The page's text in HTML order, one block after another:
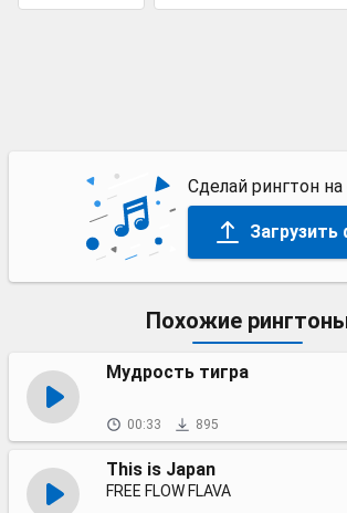
Сделай рингтон на
Загрузить
Похожие
Мудрость тигра
00:33 895
This is Japan
FREE FLOW FLAVA